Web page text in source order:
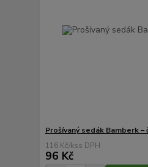
Prošívaný sedák Bamberk –
116 Kč/ks
96 Kč